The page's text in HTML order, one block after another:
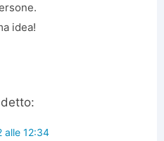
idea!
alle 12:34